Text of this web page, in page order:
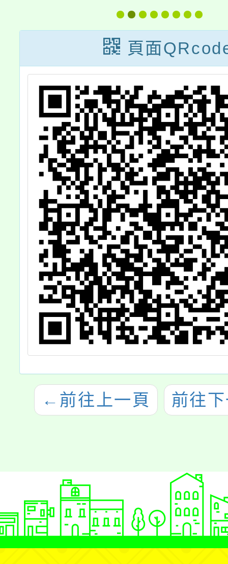
六）為全國性公
民投票案第21案
投票日，為便利
選舉區內各級機
關、學校、團
體、事業機構員
工前往投票，是
日依法為應放假
之日
頁面
← 前往上一頁 前往